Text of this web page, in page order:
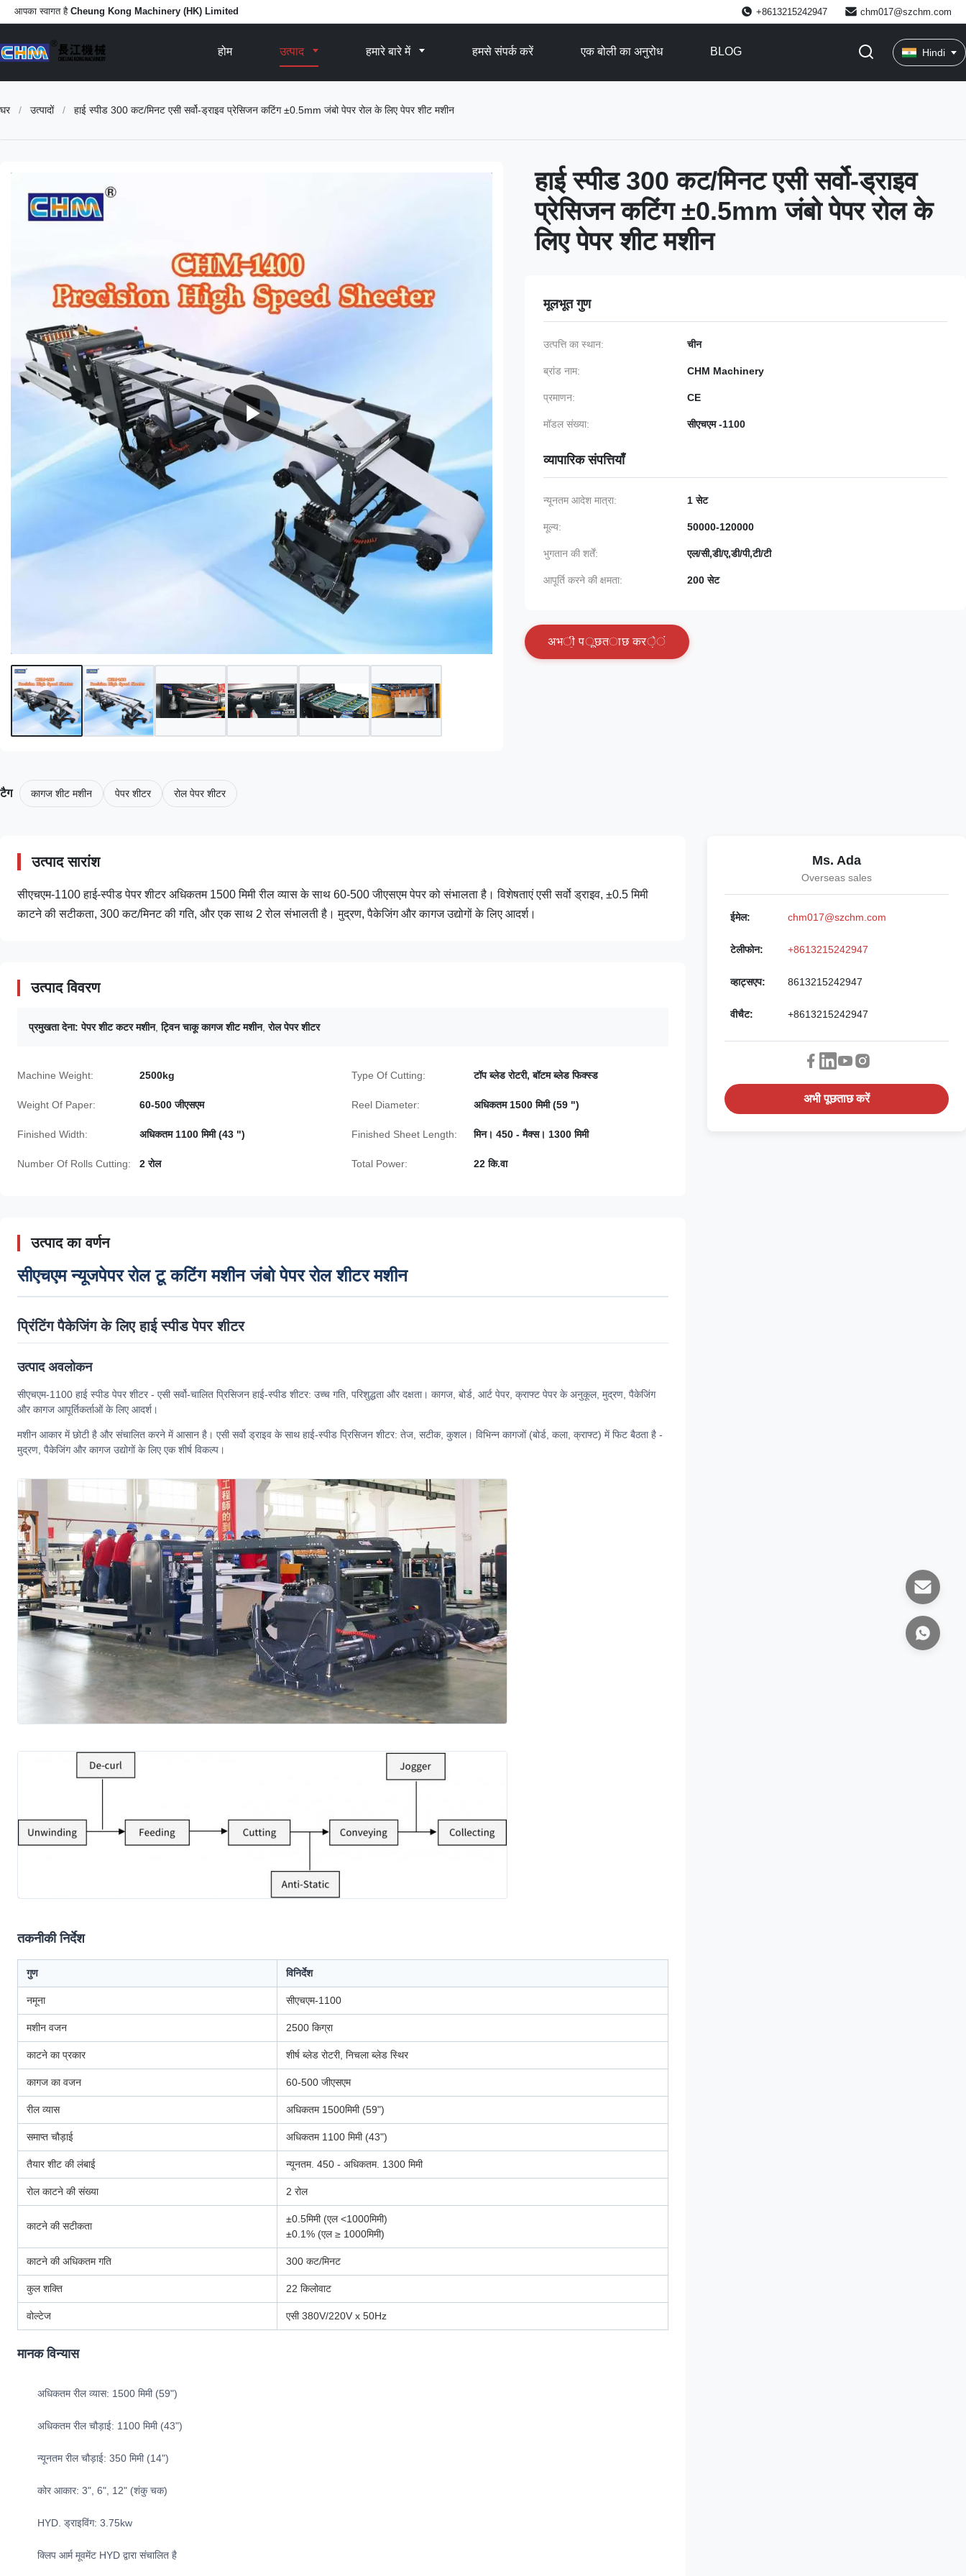
आपका स्वागत है Cheung Kong Machinery (HK) Limited +8613215242947 chm017@szchm.com
होम उत्पाद हमारे बारे में हमसे संपर्क करें एक बोली का अनुरोध BLOG Hindi
घर / उत्पादों / हाई स्पीड 300 कट/मिनट एसी सर्वो-ड्राइव प्रेसिजन कटिंग ±0.5mm जंबो पेपर रोल के लिए पेपर शीट मशीन
हाई स्पीड 300 कट/मिनट एसी सर्वो-ड्राइव
प्रेसिजन कटिंग ±0.5mm जंबो पेपर रोल के
लिए पेपर शीट मशीन
मूलभूत गुण
उत्पत्ति का स्थान: चीन
ब्रांड नाम: CHM Machinery
प्रमाणन: CE
मॉडल संख्या: सीएचएम -1100
व्यापारिक संपत्तियाँ
न्यूनतम आदेश मात्रा: 1 सेट
मूल्य: 50000-120000
भुगतान की शर्तें: एल/सी,डी/ए,डी/पी,टी/टी
आपूर्ति करने की क्षमता: 200 सेट
अभी पूछताछ करें
टैग कागज शीट मशीन पेपर शीटर रोल पेपर शीटर
उत्पाद सारांश
सीएचएम-1100 हाई-स्पीड पेपर शीटर अधिकतम 1500 मिमी रील व्यास के साथ 60-500 जीएसएम पेपर को संभालता है। विशेषताएं एसी सर्वो ड्राइव, ±0.5 मिमी
काटने की सटीकता, 300 कट/मिनट की गति, और एक साथ 2 रोल संभालती है। मुद्रण, पैकेजिंग और कागज उद्योगों के लिए आदर्श।
उत्पाद विवरण
प्रमुखता देना: पेपर शीट कटर मशीन,ट्विन चाकू कागज शीट मशीन,रोल पेपर शीटर
Machine Weight: 2500kg Type Of Cutting: टॉप ब्लेड रोटरी, बॉटम ब्लेड फिक्स्ड
Weight Of Paper: 60-500 जीएसएम Reel Diameter: अधिकतम 1500 मिमी (59 ")
Finished Width: अधिकतम 1100 मिमी (43 ") Finished Sheet Length: मिन। 450 - मैक्स। 1300 मिमी
Number Of Rolls Cutting: 2 रोल Total Power: 22 कि.वा
उत्पाद का वर्णन
सीएचएम न्यूजपेपर रोल टू कटिंग मशीन जंबो पेपर रोल शीटर मशीन
प्रिंटिंग पैकेजिंग के लिए हाई स्पीड पेपर शीटर
उत्पाद अवलोकन
सीएचएम-1100 हाई स्पीड पेपर शीटर - एसी सर्वो-चालित प्रिसिजन हाई-स्पीड शीटर: उच्च गति, परिशुद्धता और दक्षता। कागज, बोर्ड, आर्ट पेपर, क्राफ्ट पेपर के अनुकूल, मुद्रण, पैकेजिंग
और कागज आपूर्तिकर्ताओं के लिए आदर्श।
मशीन आकार में छोटी है और संचालित करने में आसान है। एसी सर्वो ड्राइव के साथ हाई-स्पीड प्रिसिजन शीटर: तेज, सटीक, कुशल। विभिन्न कागजों (बोर्ड, कला, क्राफ्ट) में फिट बैठता है -
मुद्रण, पैकेजिंग और कागज उद्योगों के लिए एक शीर्ष विकल्प।
तकनीकी निर्देश
गुण विनिर्देश
नमूना सीएचएम-1100
मशीन वजन 2500 किग्रा
काटने का प्रकार शीर्ष ब्लेड रोटरी, निचला ब्लेड स्थिर
कागज का वजन 60-500 जीएसएम
रील व्यास अधिकतम 1500मिमी (59")
समाप्त चौड़ाई अधिकतम 1100 मिमी (43")
तैयार शीट की लंबाई न्यूनतम. 450 - अधिकतम. 1300 मिमी
रोल काटने की संख्या 2 रोल
काटने की सटीकता
±0.5मिमी (एल <1000मिमी)
±0.1% (एल ≥ 1000मिमी)
काटने की अधिकतम गति 300 कट/मिनट
कुल शक्ति 22 किलोवाट
वोल्टेज एसी 380V/220V x 50Hz
मानक विन्यास
अधिकतम रील व्यास: 1500 मिमी (59")
अधिकतम रील चौड़ाई: 1100 मिमी (43")
न्यूनतम रील चौड़ाई: 350 मिमी (14")
कोर आकार: 3", 6", 12" (शंकु चक)
HYD. ड्राइविंग: 3.75kw
क्लिप आर्म मूवमेंट HYD द्वारा संचालित है
Ms. Ada
Overseas sales
ईमेल: chm017@szchm.com
टेलीफोन: +8613215242947
व्हाट्सएप: 8613215242947
वीचैट: +8613215242947
अभी पूछताछ करें